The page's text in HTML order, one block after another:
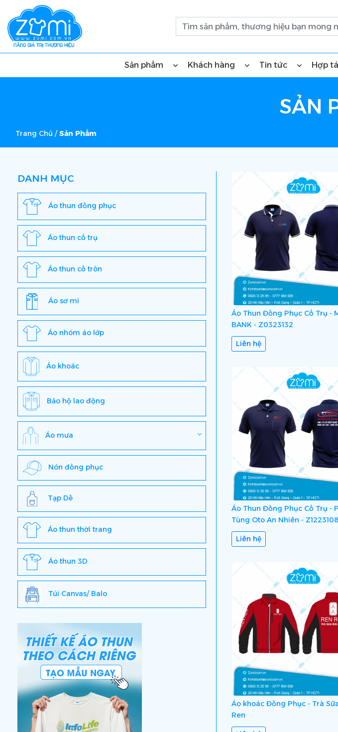
Sản phẩm Khách hàng Tin tức Hợp
SẢN
Trang Chủ / Sản Phẩm
DANH MỤC
Áo thun đồng phục
Áo thun cổ trụ
Áo thun cổ tròn
Áo sơ mi
Áo nhóm áo lớp
Áo khoác
Bảo hộ lao động
Áo mưa
Nón đồng phục
Tạp Dề
Áo thun thời trang
Áo thun 3D
Túi Canvas/ Balo
Áo Thun Đồng Phục Cổ Trụ -
BANK - Z0323132
Liên hệ
Áo Thun Đồng Phục Cổ Trụ -
Tùng Oto An Nhiên - Z1223108
Liên hệ
Áo khoác Đồng Phục - Trà
Ren